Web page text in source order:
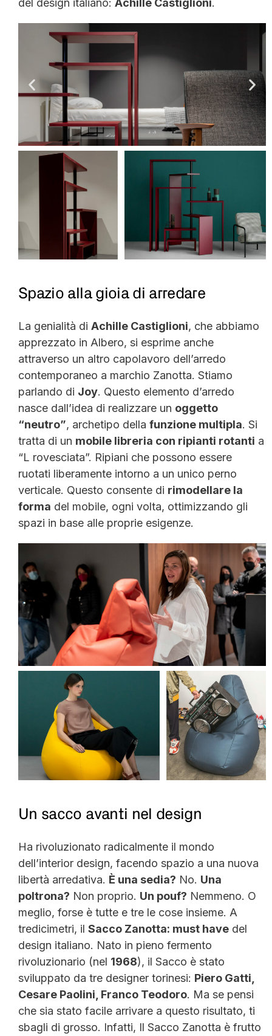
del design italiano: Achille Castiglioni.
Spazio alla gioia di arredare
La genialità di Achille Castiglioni, che abbiamo
apprezzato in Albero, si esprime anche
attraverso un altro capolavoro dell’arredo
contemporaneo a marchio Zanotta. Stiamo
parlando di Joy. Questo elemento d’arredo
nasce dall’idea di realizzare un oggetto
“neutro”, archetipo della funzione multipla. Si
tratta di un mobile libreria con ripianti rotanti a
“L rovesciata”. Ripiani che possono essere
ruotati liberamente intorno a un unico perno
verticale. Questo consente di rimodellare la
forma del mobile, ogni volta, ottimizzando gli
spazi in base alle proprie esigenze.
Un sacco avanti nel design
Ha rivoluzionato radicalmente il mondo
dell’interior design, facendo spazio a una nuova
libertà arredativa. È una sedia? No. Una
poltrona? Non proprio. Un pouf? Nemmeno. O
meglio, forse è tutte e tre le cose insieme. A
tredicimetri, il Sacco Zanotta: must have del
design italiano. Nato in pieno fermento
rivoluzionario (nel 1968), il Sacco è stato
sviluppato da tre designer torinesi: Piero Gatti,
Cesare Paolini, Franco Teodoro. Ma se pensi
che sia stato facile arrivare a questo risultato, ti
sbagli di grosso. Infatti, Il Sacco Zanotta è frutto